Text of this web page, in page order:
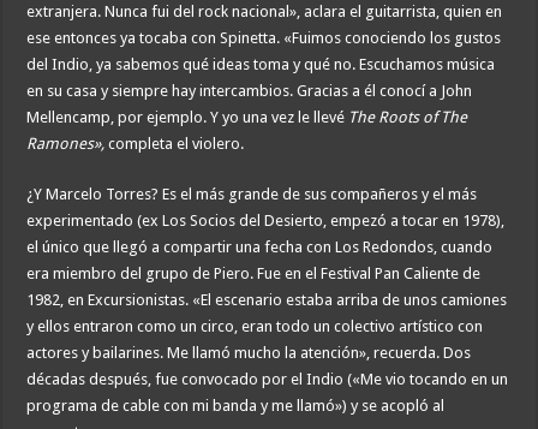
extranjera. Nunca fui del rock nacional», aclara el guitarrista, quien en
ese entonces ya tocaba con Spinetta. «Fuimos conociendo los gustos
del Indio, ya sabemos qué ideas toma y qué no. Escuchamos música
en su casa y siempre hay intercambios. Gracias a él conocí a John
Mellencamp, por ejemplo. Y yo una vez le llevé The Roots of The
Ramones», completa el violero.
¿Y Marcelo Torres? Es el más grande de sus compañeros y el más
experimentado (ex Los Socios del Desierto, empezó a tocar en 1978),
el único que llegó a compartir una fecha con Los Redondos, cuando
era miembro del grupo de Piero. Fue en el Festival Pan Caliente de
1982, en Excursionistas. «El escenario estaba arriba de unos camiones
y ellos entraron como un circo, eran todo un colectivo artístico con
actores y bailarines. Me llamó mucho la atención», recuerda. Dos
décadas después, fue convocado por el Indio («Me vio tocando en un
programa de cable con mi banda y me llamó») y se acopló al